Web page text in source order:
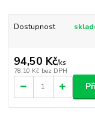
Dostupnost
94,50 Kč/ks
78,10 Kč bez DPH